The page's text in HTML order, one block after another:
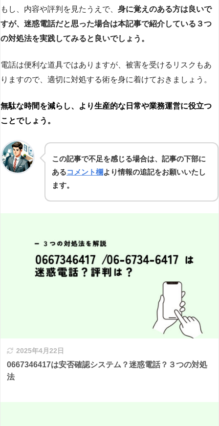
もし、内容や評判を見たうえで、 身に覚えのある方は良いで
すが、迷惑電話だと思った場合は本記事で紹介している３つ
の対処法を実践してみると良いでしょう。
電話は便利な道具ではありますが、被害を受けるリスクもあ
りますので、適切に対処する術を身に着けておきましょう。
無駄な時間を減らし、より生産的な日常や業務運営に役立つ
ことでしょう。
この記事で不足を感じる場合は、記事の下部に
あるコメント欄より情報の追記をお願いいたし
ます。
2025年4月22日
0667346417は安否確認システム？迷惑電話？３つの対処
法